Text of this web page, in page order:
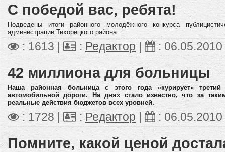
С победой вас, ребята!
Подведены итоги районного молодёжного конкурса
администрации Тихорецкого района.
: 1613 | : Редактор | : 06.05.2010
42 миллиона для больницы
Наша районная больница с этого года «курирует» третий
автомобильной дороги. На днях стало известно, что за
реальные действия бюджетов всех уровней.
: 1728 | : Редактор : 06.05.2010
Помните, какой ценой